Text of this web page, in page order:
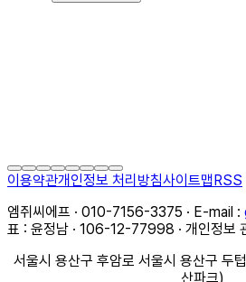
이용약관개인정보 처리방침사이트맵RSS
엠쥐씨에프 · 010-7156-3375 · E-mail :
표 : 윤정남 · 106-12-77998 · 개인정보
서울시 용산구 후암로 서울시 용산구 두
산파크)